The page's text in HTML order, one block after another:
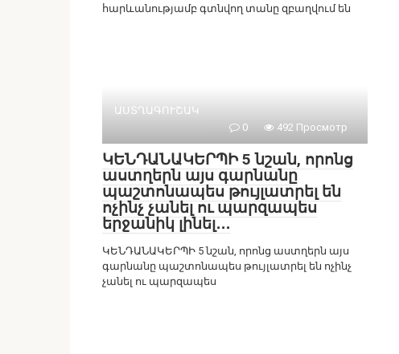
հարևանությամբ գտնվող տանը զբաղվում են
ԱՍՏՂԱԳՈՒՇԱԿ
0
492 Просмотр
ԿԵՆԴԱՆԱԿԵՐՊԻ 5 նշան, որոնց
աստղերն այս գարնանը
պաշտոնապես թույլատրել են
ոչինչ չանել ու պարզապես
երջանիկ լինել․․․
ԿԵՆԴԱՆԱԿԵՐՊԻ 5 նշան, որոնց աստղերն այս
գարնանը պաշտոնապես թույլատրել են ոչինչ
չանել ու պարզապես